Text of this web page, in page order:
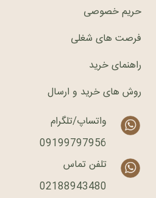
حریم خصوصی
فرصت های شغلی
راهنمای خرید
روش های خرید و ارسال
واتساپ/تلگرام
09199797956
تلفن تماس
02188943480